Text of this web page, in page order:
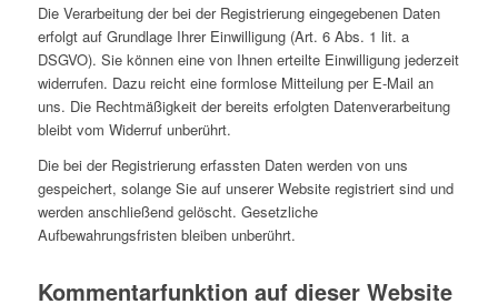
Die Verarbeitung der bei der Registrierung eingegebenen Daten
erfolgt auf Grundlage Ihrer Einwilligung (Art. 6 Abs. 1 lit. a
DSGVO). Sie können eine von Ihnen erteilte Einwilligung jederzeit
widerrufen. Dazu reicht eine formlose Mitteilung per E-Mail an
uns. Die Rechtmäßigkeit der bereits erfolgten Datenverarbeitung
bleibt vom Widerruf unberührt.
Die bei der Registrierung erfassten Daten werden von uns
gespeichert, solange Sie auf unserer Website registriert sind und
werden anschließend gelöscht. Gesetzliche
Aufbewahrungsfristen bleiben unberührt.
Kommentarfunktion auf dieser Website